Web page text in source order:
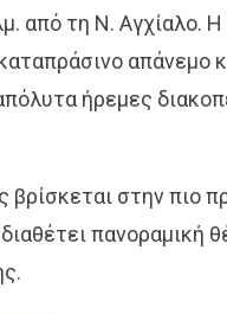
από τη Ν. Αγχίαλο. Η
απάνεμο
ήρεμες
βρίσκεται στην πιο
πανοραμική